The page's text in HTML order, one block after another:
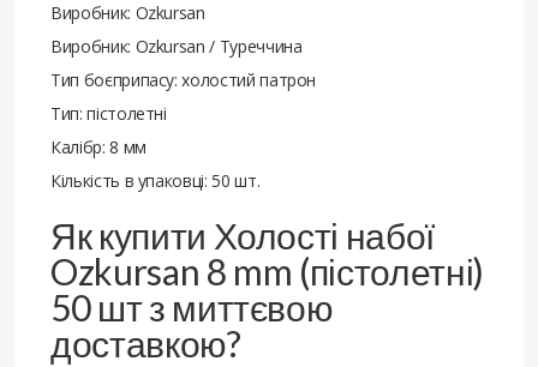
Виробник: Ozkursan
Виробник: Ozkursan / Туреччина
Тип боєприпасу: холостий патрон
Тип: пістолетні
Калібр: 8 мм
Кількість в упаковці: 50 шт.
Як купити Холості набої
Ozkursan 8 mm (пістолетні)
50 шт з миттєвою
доставкою?